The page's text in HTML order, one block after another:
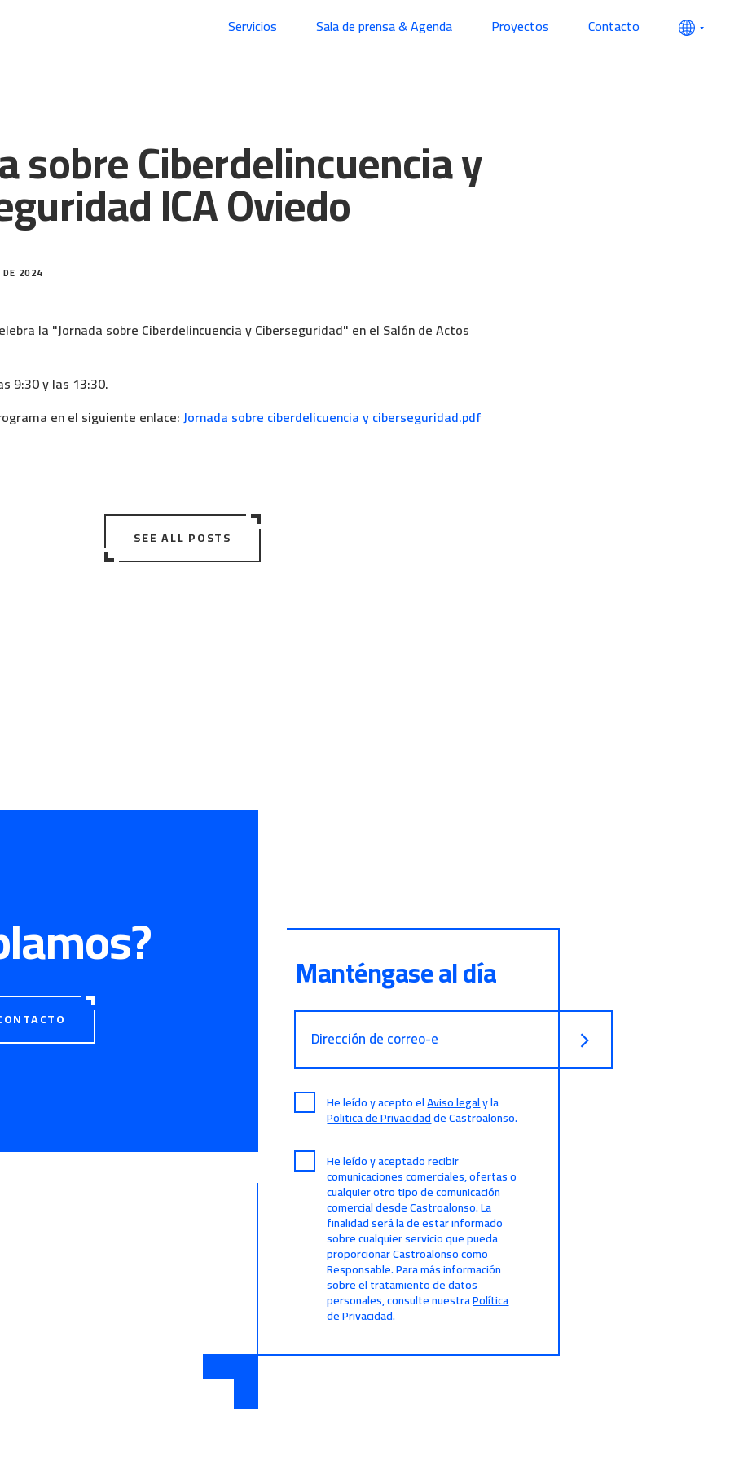
Servicios Sala de prensa & Agenda Proyectos Contacto
sobre Ciberdelincuencia y
ICA Oviedo
DE 2024
la "Jornada sobre Ciberdelincuencia y Ciberseguridad" en el Salón de Actos
9:30 y las 13:30.
en el siguiente enlace:Jornada sobre ciberdelicuencia y ciberseguridad.pdf
SEE ALL POSTS
Manténgase al día
Dirección de correo-e
He leído y acepto elAviso legaly la
Politica de Privacidadde Castroalonso.
He leído y aceptado recibir
comunicaciones comerciales, ofertas o
cualquier otro tipo de comunicación
comercial desde Castroalonso. La
finalidad será la de estar informado
sobre cualquier servicio que pueda
proporcionar Castroalonso como
Responsable. Para más información
sobre el tratamiento de datos
personales, consulte nuestraPolítica
de Privacidad.